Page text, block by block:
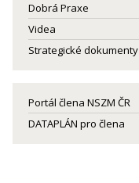
Dobrá Praxe
Videa
Strategické dokumenty
Portál člena NSZM ČR
DATAPLÁN pro člena